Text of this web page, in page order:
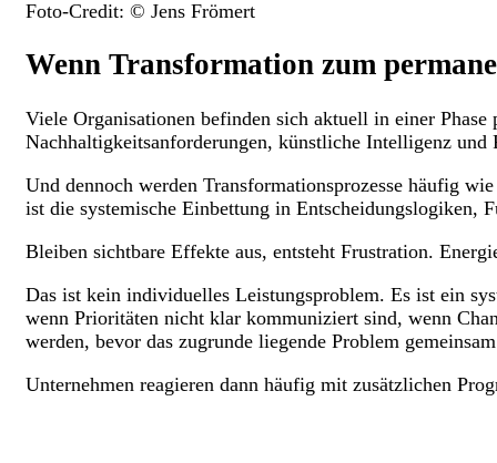
Foto-Credit: ©️ Jens Frömert
Wenn Transformation zum
Viele Organisationen befinden sich aktuell in einer
Nachhaltigkeitsanforderungen, künstliche Intelligenz
Und dennoch werden Transformationsprozesse häufig
ist die systemische Einbettung in Entscheidungslogiken,
Bleiben sichtbare Effekte aus, entsteht Frustration.
Das ist kein individuelles Leistungsproblem. Es ist ein
wenn Prioritäten nicht klar kommuniziert sind, wenn
werden, bevor das zugrunde liegende Problem
Unternehmen reagieren dann häufig mit zusätzlichen